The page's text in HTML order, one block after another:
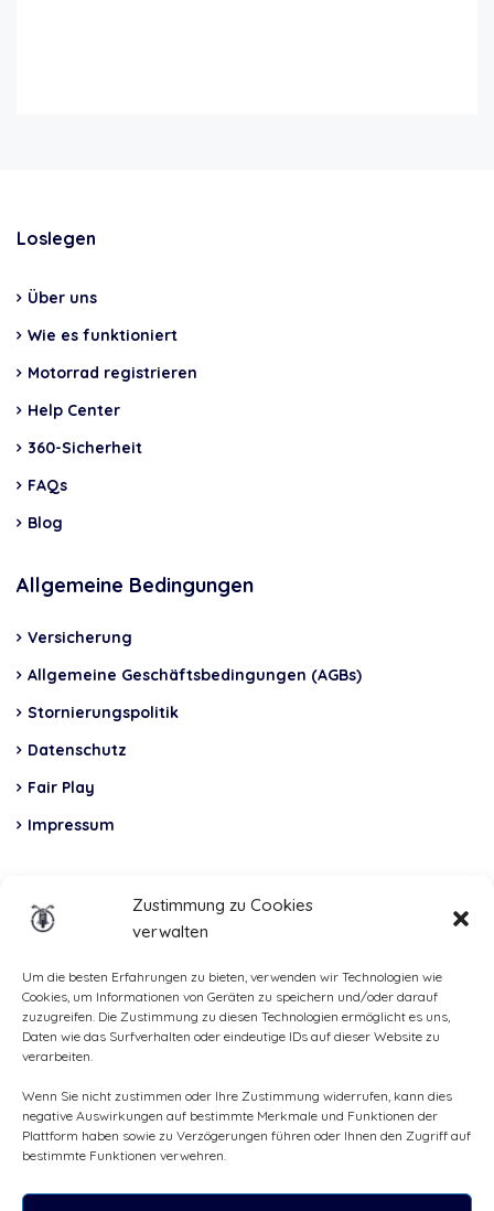
Zustimmung zu Cookies
verwalten
Um die besten Erfahrungen zu bieten, verwenden wir Technologien wie
Cookies, um Informationen von Geräten zu speichern und/oder darauf
zuzugreifen. Die Zustimmung zu diesen Technologien ermöglicht es uns,
Daten wie das Surfverhalten oder eindeutige IDs auf dieser Website zu
verarbeiten.
Wenn Sie nicht zustimmen oder Ihre Zustimmung widerrufen, kann dies
negative Auswirkungen auf bestimmte Merkmale und Funktionen der
Plattform haben sowie zu Verzögerungen führen oder Ihnen den Zugriff auf
bestimmte Funktionen verwehren.
Loslegen
Über uns
Wie es funktioniert
Motorrad registrieren
Help Center
360-Sicherheit
FAQs
Blog
Allgemeine Bedingungen
Versicherung
Allgemeine Geschäftsbedingungen (AGBs)
Stornierungspolitik
Datenschutz
Fair Play
Impressum
Total Casco, Partner
Methods
of
payment